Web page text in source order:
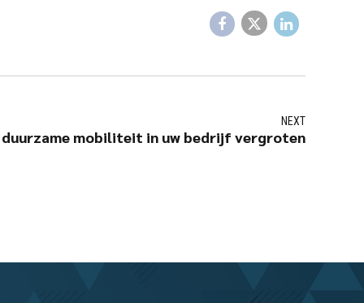
NEXT
mobiliteit in uw bedrijf vergroten